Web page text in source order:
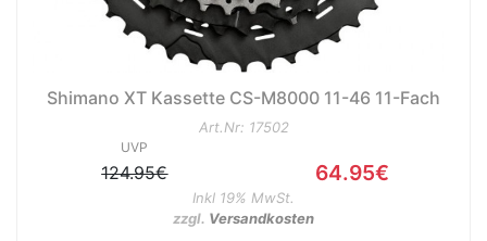
Shimano XT Kassette CS-M8000 11-46 11-Fach
Art.Nr: 17502
UVP
124.95€ 64.95€
Inkl 19% MwSt.
zzgl. Versandkosten